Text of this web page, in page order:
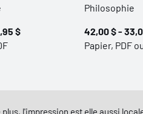
$
Philosophie
42,00 $ -
Papier, PDF
l'impression est elle aussi